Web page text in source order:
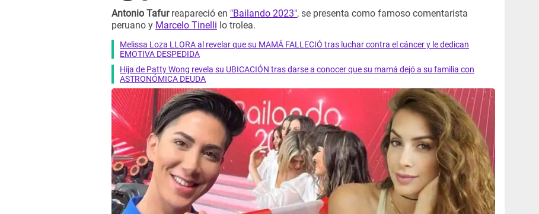
Antonio Tafurreapareció en "Bailando 2023", se presenta como famoso comentarista
peruano y Marcelo Tinelli lo trolea.
Melissa Loza LLORA al revelar que su MAMÁ FALLECIÓ tras luchar contra el cáncer y le dedican
EMOTIVA DESPEDIDA
Hija de Patty Wong revela su UBICACIÓN tras darse a conocer que su mamá dejó a su familia con
ASTRONÓMICA DEUDA